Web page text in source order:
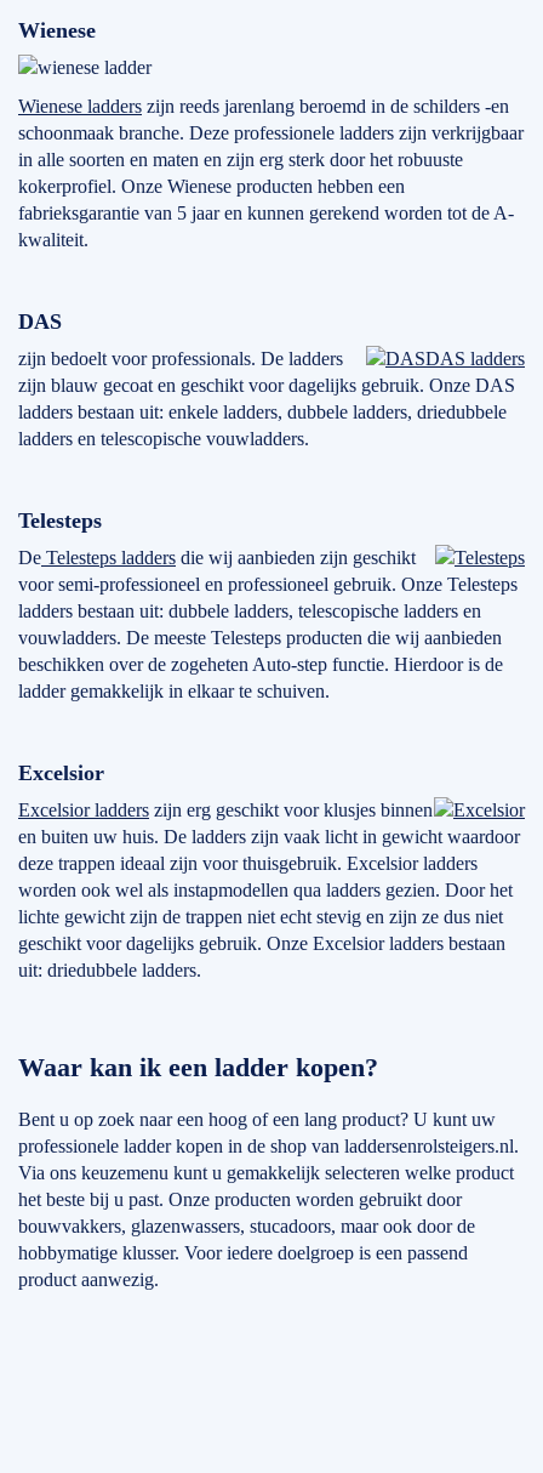
Wienese
Wienese ladders zijn reeds jarenlang beroemd in de schilders -en
schoonmaak branche. Deze professionele ladders zijn verkrijgbaar
in alle soorten en maten en zijn erg sterk door het robuuste
kokerprofiel. Onze Wienese producten hebben een
fabrieksgarantie van 5 jaar en kunnen gerekend worden tot de A-
kwaliteit.
DAS
DAS ladders
zijn bedoelt voor professionals. De ladders
zijn blauw gecoat en geschikt voor dagelijks gebruik. Onze DAS
ladders bestaan uit: enkele ladders, dubbele ladders, driedubbele
ladders en telescopische vouwladders.
Telesteps
De Telesteps ladders die wij aanbieden zijn geschikt
voor semi-professioneel en professioneel gebruik. Onze Telesteps
ladders bestaan uit: dubbele ladders, telescopische ladders en
vouwladders. De meeste Telesteps producten die wij aanbieden
beschikken over de zogeheten Auto-step functie. Hierdoor is de
ladder gemakkelijk in elkaar te schuiven.
Excelsior
Excelsior ladders zijn erg geschikt voor klusjes binnen
en buiten uw huis. De ladders zijn vaak licht in gewicht waardoor
deze trappen ideaal zijn voor thuisgebruik. Excelsior ladders
worden ook wel als instapmodellen qua ladders gezien. Door het
lichte gewicht zijn de trappen niet echt stevig en zijn ze dus niet
geschikt voor dagelijks gebruik. Onze Excelsior ladders bestaan
uit: driedubbele ladders.
Waar kan ik een ladder kopen?
Bent u op zoek naar een hoog of een lang product? U kunt uw
professionele ladder kopen in de shop van laddersenrolsteigers.nl.
Via ons keuzemenu kunt u gemakkelijk selecteren welke product
het beste bij u past. Onze producten worden gebruikt door
bouwvakkers, glazenwassers, stucadoors, maar ook door de
hobbymatige klusser. Voor iedere doelgroep is een passend
product aanwezig.